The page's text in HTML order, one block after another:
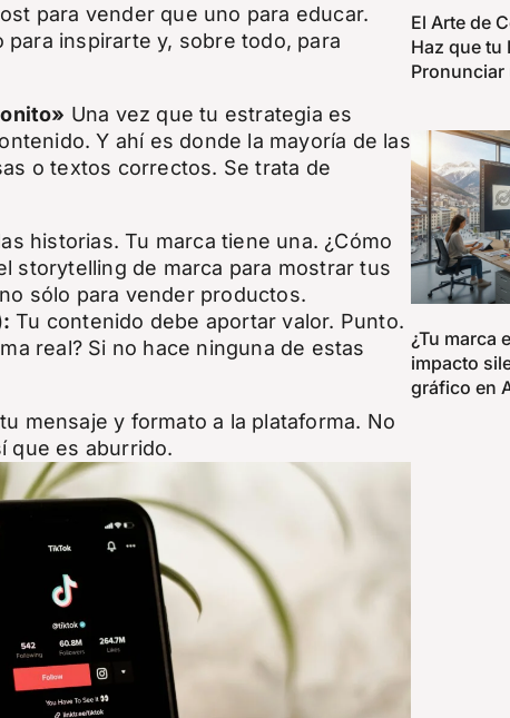
para vender que uno para educar.
para inspirarte y, sobre todo, para
Una vez que tu estrategia es
Y ahí es donde la mayoría de las
o textos correctos. Se trata de
historias. Tu marca tiene una. ¿Cómo
storytelling de marca para mostrar tus
sólo para vender productos.
Tu contenido debe aportar valor. Punto.
real? Si no hace ninguna de estas
mensaje y formato a la plataforma. No
que es aburrido.
El Arte de
Haz que tu
Pronunciar
¿Tu marca
impacto
gráfico en